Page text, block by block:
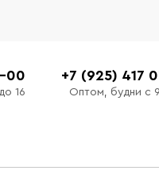
00
16
+7 (925) 417
Оптом, будни с